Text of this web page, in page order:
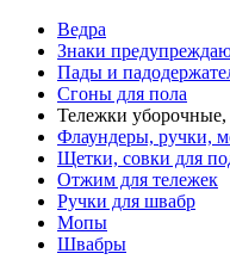
Ведра
Знаки
Пады и
Сгоны для пола
Тележки
Флаундеры, ручки,
Щетки, совки для
Отжим для тележек
Ручки для швабр
Мопы
Швабры